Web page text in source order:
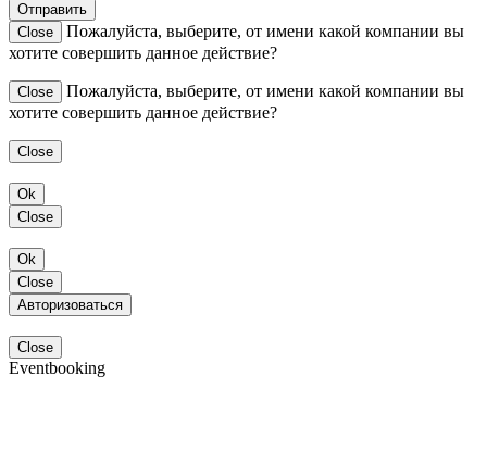
Отправить
Close
Пожалуйста, выберите, от имени какой компании вы
хотите совершить данное действие?
Close
Пожалуйста, выберите, от имени какой компании вы
хотите совершить данное действие?
Close
Ok
Close
Ok
Close
Авторизоваться
Close
Eventbooking